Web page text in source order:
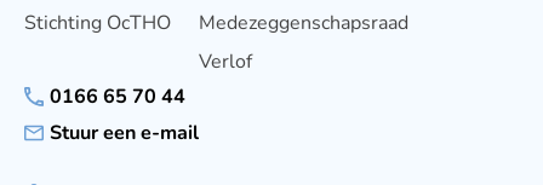
Stichting OcTHO
Medezeggenschapsraad
Verlof
0166 65 70 44
Stuur een e-mail